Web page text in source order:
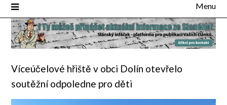
Menu
Víceúčelové hřiště v obci Dolín otevřelo
soutěžní odpoledne pro děti